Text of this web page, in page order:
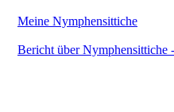
Meine Nymphensittiche
Bericht über Nymphensittiche